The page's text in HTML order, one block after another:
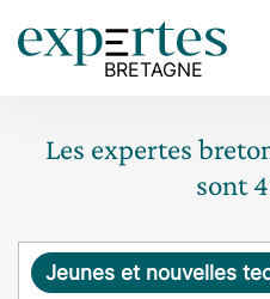
Les expertes
sont
R Jeunes et nouvelles